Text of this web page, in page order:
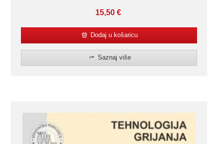
15,50 €
Dodaj u košaricu
Saznaj više